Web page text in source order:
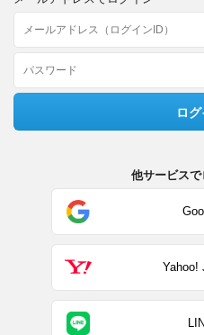
ロ
他サービス
Yahoo!